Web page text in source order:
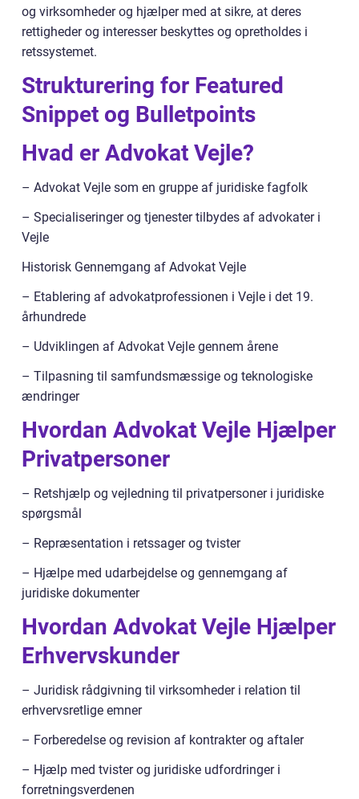
og virksomheder og hjælper med at sikre, at deres
rettigheder og interesser beskyttes og opretholdes i
retssystemet.
Strukturering for Featured
Snippet og Bulletpoints
Hvad er Advokat Vejle?
– Advokat Vejle som en gruppe af juridiske fagfolk
– Specialiseringer og tjenester tilbydes af advokater i
Vejle
Historisk Gennemgang af Advokat Vejle
– Etablering af advokatprofessionen i Vejle i det 19.
århundrede
– Udviklingen af Advokat Vejle gennem årene
– Tilpasning til samfundsmæssige og teknologiske
ændringer
Hvordan Advokat Vejle Hjælper
Privatpersoner
– Retshjælp og vejledning til privatpersoner i juridiske
spørgsmål
– Repræsentation i retssager og tvister
– Hjælpe med udarbejdelse og gennemgang af
juridiske dokumenter
Hvordan Advokat Vejle Hjælper
Erhvervskunder
– Juridisk rådgivning til virksomheder i relation til
erhvervsretlige emner
– Forberedelse og revision af kontrakter og aftaler
– Hjælp med tvister og juridiske udfordringer i
forretningsverdenen